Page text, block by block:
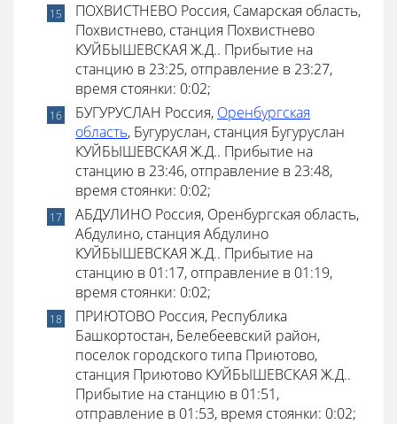
ПОХВИСТНЕВО Россия, Самарская область,
Похвистнево, станция Похвистнево
КУЙБЫШЕВСКАЯ Ж.Д.. Прибытие на
станцию в 23:25, отправление в 23:27,
время стоянки: 0:02;
БУГУРУСЛАН Россия, Оренбургская
область, Бугуруслан, станция Бугуруслан
КУЙБЫШЕВСКАЯ Ж.Д.. Прибытие на
станцию в 23:46, отправление в 23:48,
время стоянки: 0:02;
АБДУЛИНО Россия, Оренбургская область,
Абдулино, станция Абдулино
КУЙБЫШЕВСКАЯ Ж.Д.. Прибытие на
станцию в 01:17, отправление в 01:19,
время стоянки: 0:02;
ПРИЮТОВО Россия, Республика
Башкортостан, Белебеевский район,
поселок городского типа Приютово,
станция Приютово КУЙБЫШЕВСКАЯ Ж.Д..
Прибытие на станцию в 01:51,
отправление в 01:53, время стоянки: 0:02;